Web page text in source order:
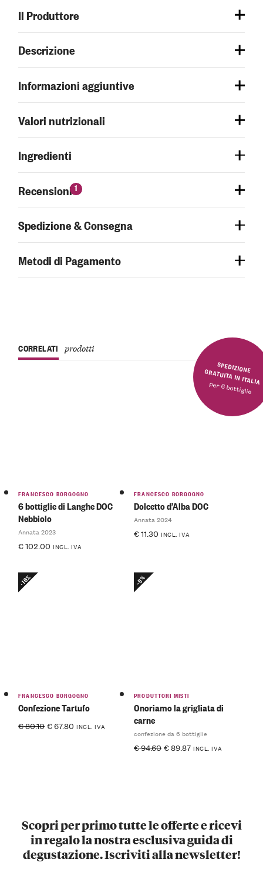
Il Produttore
Descrizione
Informazioni aggiuntive
Valori nutrizionali
Ingredienti
Recensioni1
Spedizione & Consegna
Metodi di Pagamento
SPEDIZIONE GRATUITA IN ITALIA
per 6 bottiglie
CORRELATI prodotti
FRANCESCO BORGOGNO
6 bottiglie di Langhe DOC
Nebbiolo
Annata 2023
€102.00 INCL. IVA
FRANCESCO BORGOGNO
Dolcetto d’Alba DOC
Annata 2024
€11.30 INCL. IVA
-16%
FRANCESCO BORGOGNO
Confezione Tartufo
€80.10 €67.80 INCL. IVA
-5%
PRODUTTORI MISTI
Onoriamo la grigliata di
carne
confezione da 6 bottiglie
€94.60 €89.87 INCL. IVA
Scopri per primo tutte le offerte e ricevi
in regalo la nostra esclusiva guida di
degustazione. Iscriviti alla newsletter!